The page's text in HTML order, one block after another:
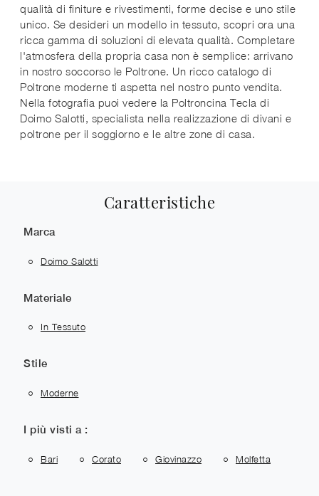
qualità di finiture e rivestimenti, forme decise e uno stile
unico. Se desideri un modello in tessuto, scopri ora una
ricca gamma di soluzioni di elevata qualità. Completare
l'atmosfera della propria casa non è semplice: arrivano
in nostro soccorso le Poltrone. Un ricco catalogo di
Poltrone moderne ti aspetta nel nostro punto vendita.
Nella fotografia puoi vedere la Poltroncina Tecla di
Doimo Salotti, specialista nella realizzazione di divani e
poltrone per il soggiorno e le altre zone di casa.
Caratteristiche
Marca
Doimo Salotti
Materiale
In Tessuto
Stile
Moderne
I più visti a :
Bari Corato Giovinazzo Molfetta